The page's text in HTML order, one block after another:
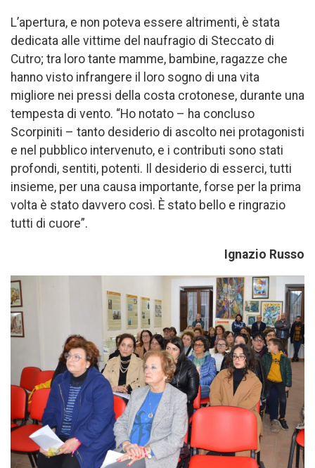
L’apertura, e non poteva essere altrimenti, è stata
dedicata alle vittime del naufragio di Steccato di
Cutro; tra loro tante mamme, bambine, ragazze che
hanno visto infrangere il loro sogno di una vita
migliore nei pressi della costa crotonese, durante una
tempesta di vento. “Ho notato – ha concluso
Scorpiniti – tanto desiderio di ascolto nei protagonisti
e nel pubblico intervenuto, e i contributi sono stati
profondi, sentiti, potenti. Il desiderio di esserci, tutti
insieme, per una causa importante, forse per la prima
volta è stato davvero così. È stato bello e ringrazio
tutti di cuore”.
Ignazio Russo